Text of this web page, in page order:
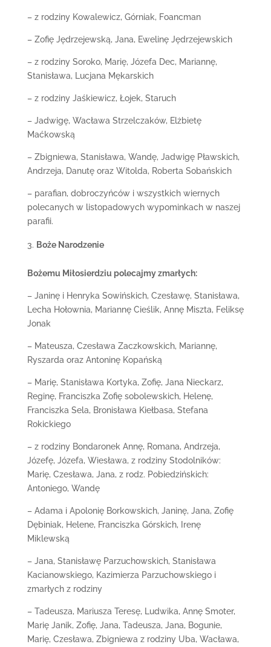
– z rodziny Kowalewicz, Górniak, Foancman
– Zofię Jędrzejewską, Jana, Ewelinę Jędrzejewskich
– z rodziny Soroko, Marię, Józefa Dec, Mariannę,
Stanisława, Lucjana Mękarskich
– z rodziny Jaśkiewicz, Łojek, Staruch
– Jadwigę, Wacława Strzelczaków, Elżbietę
Maćkowską
– Zbigniewa, Stanisława, Wandę, Jadwigę Pławskich,
Andrzeja, Danutę oraz Witolda, Roberta Sobańskich
– parafian, dobroczyńców i wszystkich wiernych
polecanych w listopadowych wypominkach w naszej
parafii.
Boże Narodzenie
Bożemu Miłosierdziu polecajmy zmarłych:
– Janinę i Henryka Sowińskich, Czesławę, Stanisława,
Lecha Hołownia, Mariannę Cieślik, Annę Miszta, Feliksę
Jonak
– Mateusza, Czesława Zaczkowskich, Mariannę,
Ryszarda oraz Antoninę Kopańską
– Marię, Stanisława Kortyka, Zofię, Jana Nieckarz,
Reginę, Franciszka Zofię sobolewskich, Helenę,
Franciszka Sela, Bronisława Kiełbasa, Stefana
Rokickiego
– z rodziny Bondaronek Annę, Romana, Andrzeja,
Józefę, Józefa, Wiesława, z rodziny Stodolników:
Marię, Czesława, Jana, z rodz. Pobiedzińskich:
Antoniego, Wandę
– Adama i Apolonię Borkowskich, Janinę, Jana, Zofię
Dębiniak, Helene, Franciszka Górskich, Irenę
Miklewską
– Jana, Stanisławę Parzuchowskich, Stanisława
Kacianowskiego, Kazimierza Parzuchowskiego i
zmarłych z rodziny
– Tadeusza, Mariusza Teresę, Ludwika, Annę Smoter,
Marię Janik, Zofię, Jana, Tadeusza, Jana, Bogunie,
Marię, Czesława, Zbigniewa z rodziny Uba, Wacława,